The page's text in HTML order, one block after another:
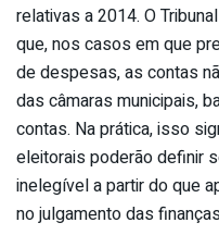
relativas a 2014. O
que, nos casos em que
de despesas, as contas
das câmaras municipais,
contas. Na prática, isso
eleitorais poderão definir
inelegível a partir do que
no julgamento das